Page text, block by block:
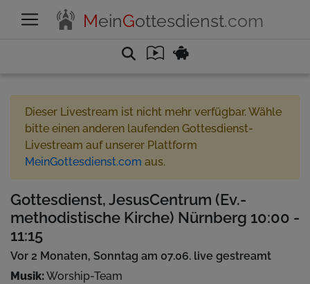
MeinGottesdienst.com
Dieser Livestream ist nicht mehr verfügbar. Wähle
bitte einen anderen laufenden Gottesdienst-
Livestream auf unserer Plattform
MeinGottesdienst.com aus.
Gottesdienst, JesusCentrum (Ev.-
methodistische Kirche) Nürnberg 10:00 -
11:15
Vor 2 Monaten, Sonntag am 07.06. live gestreamt
Musik:Worship-Team